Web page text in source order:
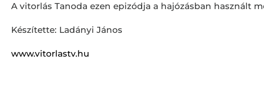
A vitorlás Tanoda ezen epizódja a hajózásban használt
Készítette: Ladányi János
www.vitorlastv.hu